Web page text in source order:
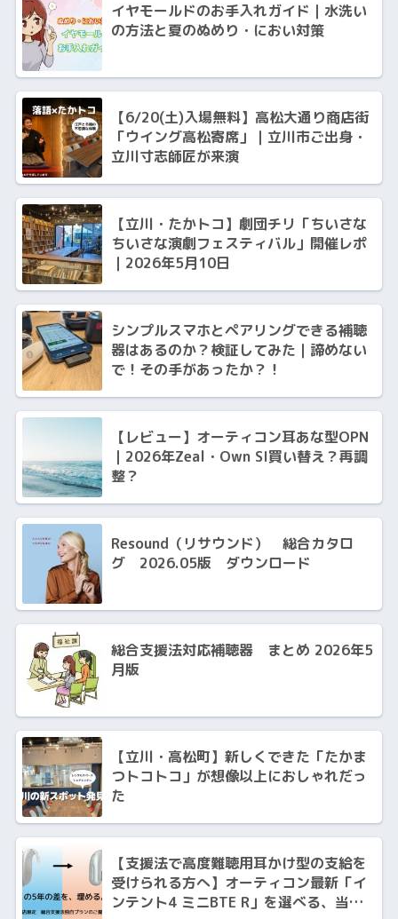
イヤモールドのお手入れガイド｜水洗い
の方法と夏のぬめり・におい対策
【6/20(土)入場無料】高松大通り商店街
「ウイング高松寄席」｜立川市ご出身・
立川寸志師匠が来演
【立川・たかトコ】劇団チリ「ちいさな
ちいさな演劇フェスティバル」開催レポ
｜2026年5月10日
シンプルスマホとペアリングできる補聴
器はあるのか？検証してみた｜諦めない
で！その手があったか？！
【レビュー】オーティコン耳あな型OPN
｜2026年Zeal・Own SI買い替え？再調
整？
Resound（リサウンド） 総合カタロ
グ 2026.05版 ダウンロード
総合支援法対応補聴器 まとめ 2026年5
月版
【立川・高松町】新しくできた「たかま
つトコトコ」が想像以上におしゃれだっ
た
【支援法で高度難聴用耳かけ型の支給を
受けられる方へ】オーティコン最新「イ
ンテント4 ミニBTE R」を選べる、当店